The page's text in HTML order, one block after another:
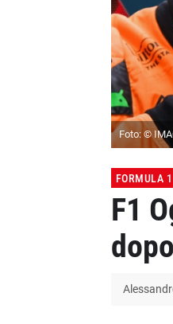
Foto: ©
FORMULA 1
F1